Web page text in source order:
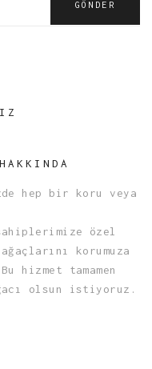
hep bir koru veya
özel
korumuza
hizmet tamamen
olsun istiyoruz.